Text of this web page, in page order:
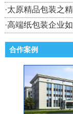
·太原精品包装之
·高端纸包装企业
合作案例